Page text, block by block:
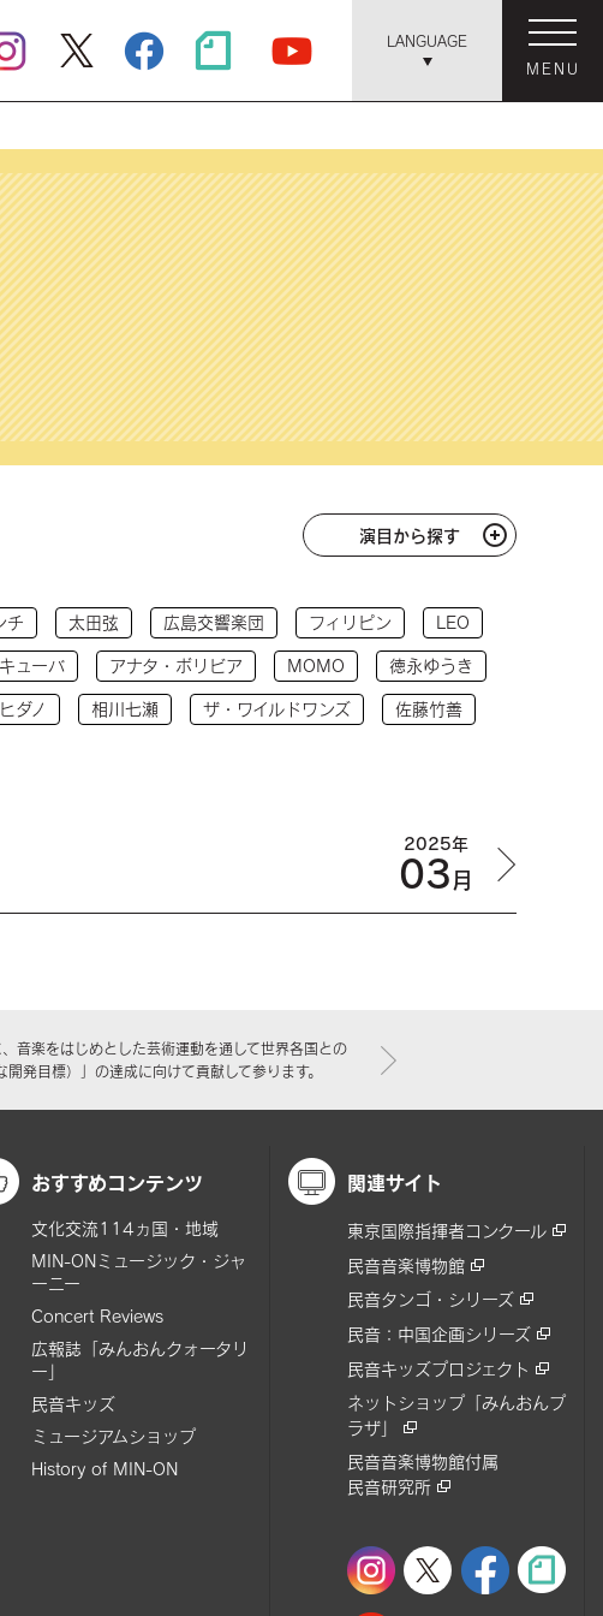
LANGUAGE
MENU
演目から探す
チ 太田弦 広島交響楽団 フィリピン LEO
キューバ アナタ・ボリビア MOMO 徳永ゆうき
ヒダノ 相川七瀬 ザ・ワイルドワンズ 佐藤竹善
2025年
03月
音楽をはじめとした芸術運動を通して世界各国との
発目標）」の達成に向けて貢献して参ります。
おすすめコンテンツ
文化交流114ヵ国・地域
MIN-ONミュージック・ジャ
ーニー
Concert Reviews
広報誌「みんおんクォータリ
ー」
民音キッズ
ミュージアムショップ
History of MIN-ON
関連サイト
東京国際指揮者コンクール
民音音楽博物館
民音タンゴ・シリーズ
民音：中国企画シリーズ
民音キッズプロジェクト
ネットショップ「みんおんプ
ラザ」
民音音楽博物館付属
民音研究所